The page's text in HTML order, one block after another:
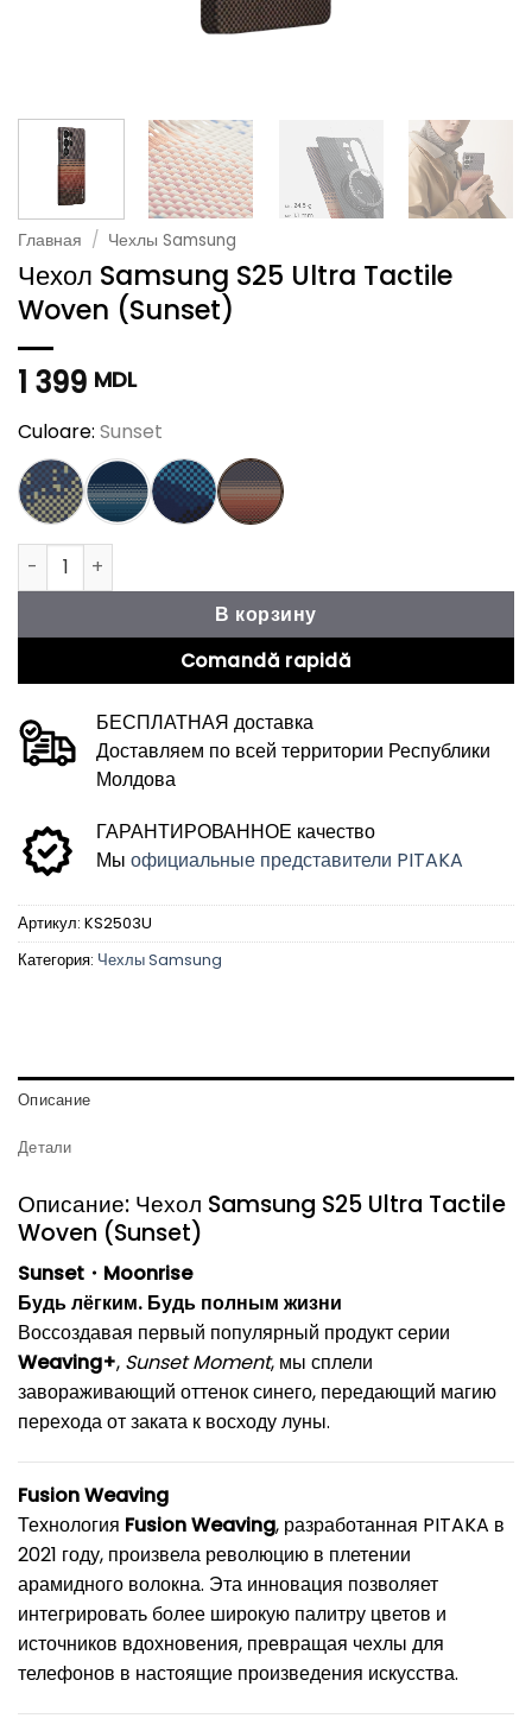
Главная / Чехлы Samsung
Чехол Samsung S25 Ultra Tactile
Woven (Sunset)
1 399 MDL
Culoare: Sunset
Количество товара Чехол Samsung S25 Ultra Tactile
В корзину
Comandă rapidă
БЕСПЛАТНАЯ доставка
Доставляем по всей территории Республики
Молдова
ГАРАНТИРОВАННОЕ качество
Мы официальные представители PITAKA
Артикул: KS2503U
Категория: Чехлы Samsung
Описание
Детали
Описание: Чехол Samsung S25 Ultra Tactile
Woven (Sunset)
Sunset・Moonrise
Будь лёгким. Будь полным жизни
Воссоздавая первый популярный продукт серии
Weaving+, Sunset Moment, мы сплели
завораживающий оттенок синего, передающий магию
перехода от заката к восходу луны.
Fusion Weaving
Технология Fusion Weaving, разработанная PITAKA в
2021 году, произвела революцию в плетении
арамидного волокна. Эта инновация позволяет
интегрировать более широкую палитру цветов и
источников вдохновения, превращая чехлы для
телефонов в настоящие произведения искусства.